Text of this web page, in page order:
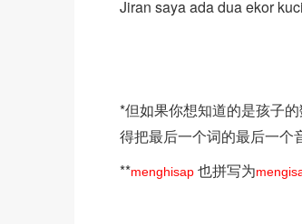
Jiran saya ada dua ekor
*但如果你想知道的是孩子的
得把最后一个词的最后一个
**menghisap 也拼写为